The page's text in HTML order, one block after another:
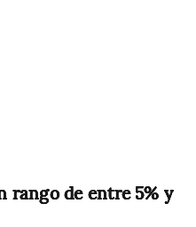
rango de entre 5% y